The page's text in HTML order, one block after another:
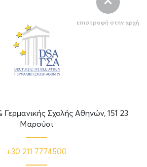
επιστροφή στην αρχή
Γερμανικής Σχολής Αθηνών, 151 23
Μαρούσι
+30 211 7774500